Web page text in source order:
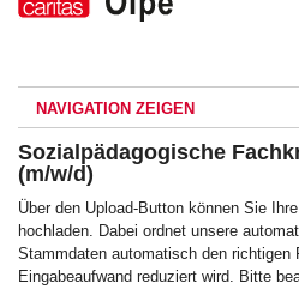
NAVIGATION ZEIGEN
Sozialpädagogische
(m/w/d)
Über den Upload-Button können Sie
hochladen. Dabei ordnet unsere
Stammdaten automatisch den richtigen
Eingabeaufwand reduziert wird. Bitte